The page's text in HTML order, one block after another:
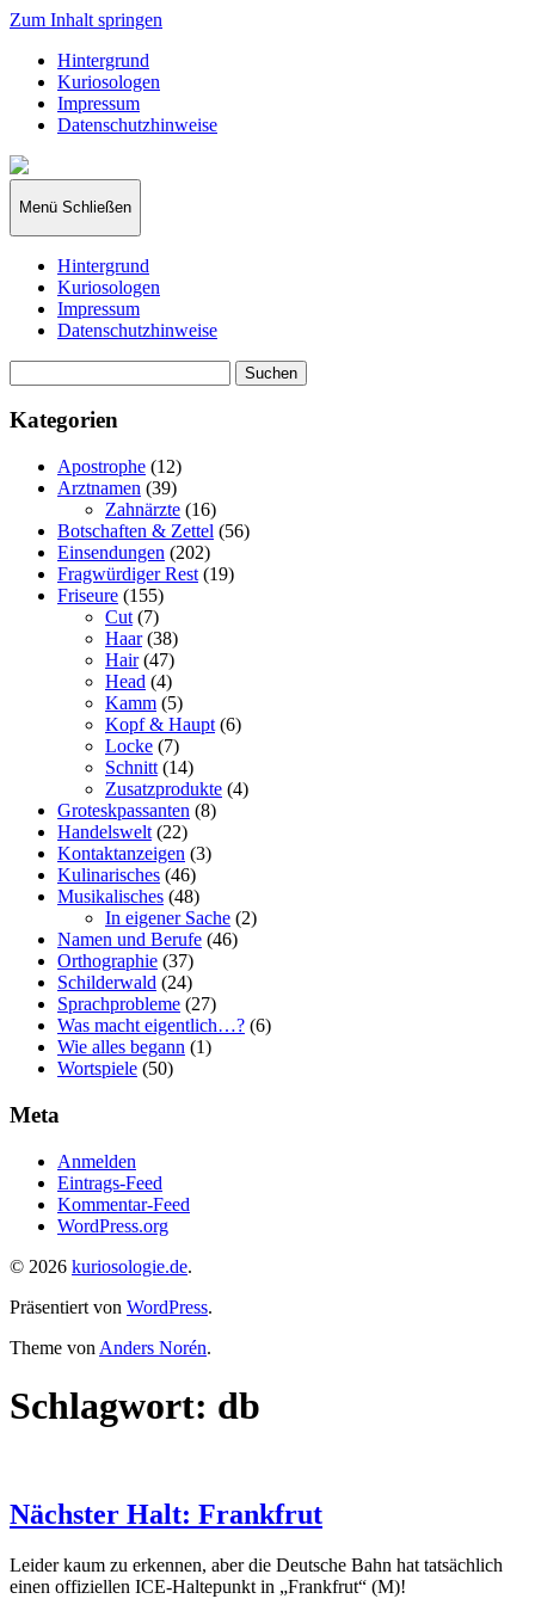
Zum Inhalt springen
Hintergrund
Kuriosologen
Impressum
Datenschutzhinweise
kuriosologie.de
Menü Schließen
Hintergrund
Kuriosologen
Impressum
Datenschutzhinweise
nach:
Kategorien
Apostrophe (12)
Arztnamen (39)
Zahnärzte (16)
Botschaften & Zettel (56)
Einsendungen (202)
Fragwürdiger Rest (19)
Friseure (155)
Cut (7)
Haar(38)
Hair(47)
Head (4)
Kamm (5)
Kopf & Haupt (6)
Locke (7)
Schnitt (14)
Zusatzprodukte (4)
Groteskpassanten (8)
Handelswelt (22)
Kontaktanzeigen (3)
Kulinarisches (46)
Musikalisches (48)
In eigener Sache (2)
Namen und Berufe (46)
Orthographie (37)
Schilderwald (24)
Sprachprobleme (27)
Was macht eigentlich…? (6)
Wie alles begann (1)
Wortspiele (50)
Meta
Anmelden
Eintrags-Feed
Kommentar-Feed
WordPress.org
© 2026 kuriosologie.de.
Präsentiert von WordPress.
Theme von Anders Norén.
Schlagwort: db
Nächster Halt: Frankfrut
Leider kaum zu erkennen, aber die Deutsche Bahn hat tatsächlich
einen offiziellen ICE-Haltepunkt in „Frankfrut“ (M)!